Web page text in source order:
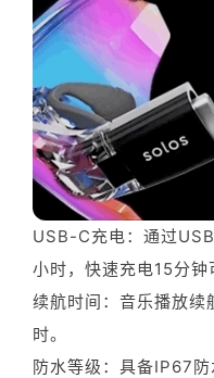
USB-C充电：通过
小时，快速充电15分钟
续航时间：音乐播放续
时。
防水等级：具备IP67